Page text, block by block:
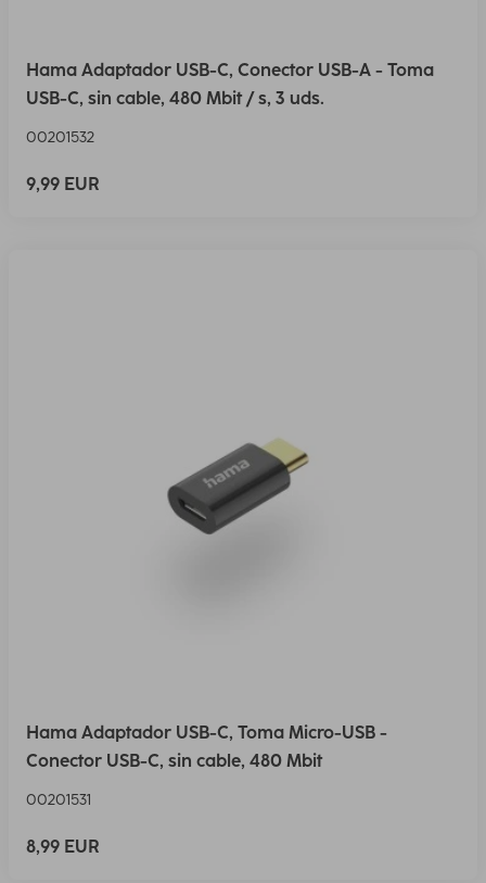
Hama Adaptador USB-C, Conector USB-A - Toma
USB-C, sin cable, 480 Mbit / s, 3 uds.
00201532
9,99 EUR
Hama Adaptador USB-C, Toma Micro-USB -
Conector USB-C, sin cable, 480 Mbit
00201531
8,99 EUR